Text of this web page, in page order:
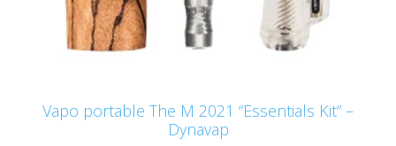
Vapo portable The M 2021 “Essentials Kit” –
Dynavap